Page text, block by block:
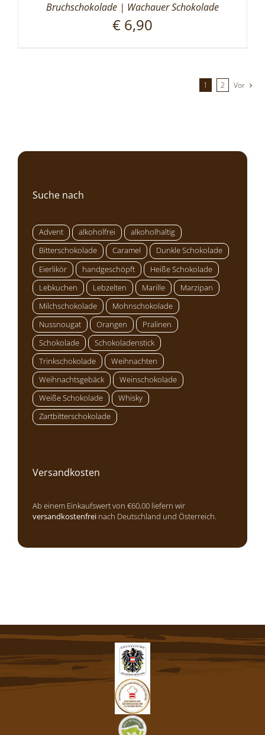
Bruchschokolade | Wachauer Schokolade
€ 6,90
1 2 Vor
Suche nach
Advent alkoholfrei
alkoholhaltig
Bitterschokolade
Caramel
Dunkle Schokolade
Eierlikör
handgeschöpft
Heiße Schokolade
Lebkuchen
Lebzelten Marille
Marzipan
Milchschokolade
Mohnschokolade
Nussnougat
Orangen
Pralinen
Schokolade
Schokoladenstick
Trinkschokolade
Weihnachten
Weihnachtsgebäck
Weinschokolade
Weiße Schokolade
Whisky
Zartbitterschokolade
Versandkosten
Ab einem Einkaufswert von €60,00 liefern wir
versandkostenfrei nach Deutschland und Österreich.